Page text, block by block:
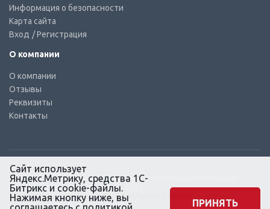
Информация о безопасности
Карта сайта
Вход / Регистрация
О компании
О компании
Отзывы
Реквизиты
Контакты
© КТС-Дизель – Комплектующие к топливным системам
Все права защищены, 2003 – 2025
Согласие на обработку персональных данных
Сайт использует
Яндекс.Метрику, средства 1С-
Битрикс и cookie-файлы.
Нажимая кнопку ниже, вы
ПРИНЯТЬ